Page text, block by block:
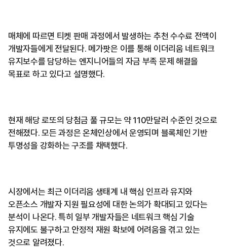
매체에 따르면 티켓 판매 과정에서 발생하는 추천 수수료 전액이
개발자들에게 전달된다. 메가팟은 이를 통해 이더리움 네트워크
유지보수를 담당하는 엔지니어들의 자금 부족 문제 해결을
목표로 하고 있다고 설명했다.
현재 해당 로또의 당첨금 풀 규모는 약 110만달러 수준인 것으로
전해졌다. 모든 과정은 온체인상에서 운영되며 블록체인 기반
투명성을 강화하는 구조를 채택했다.
시장에서는 최근 이더리움 생태계 내 핵심 인프라 유지와
오픈소스 개발자 지원 필요성에 대한 논의가 확대되고 있다는
분석이 나온다. 특히 일부 개발자들은 네트워크 핵심 기술
유지에도 불구하고 안정적 재원 확보에 어려움을 겪고 있는
것으로 알려졌다.